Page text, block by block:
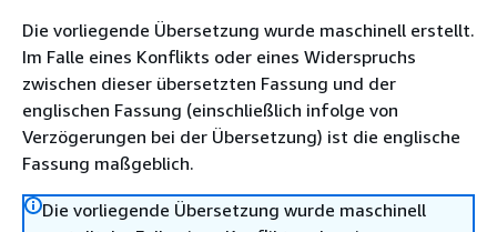
Die vorliegende Übersetzung wurde maschinell erstellt.
Im Falle eines Konflikts oder eines Widerspruchs
zwischen dieser übersetzten Fassung und der
englischen Fassung (einschließlich infolge von
Verzögerungen bei der Übersetzung) ist die englische
Fassung maßgeblich.
Die vorliegende Übersetzung wurde maschinell